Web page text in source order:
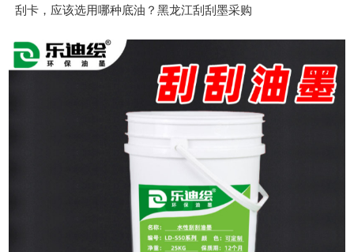
刮卡，应该选用哪种底油？黑龙江刮刮墨采购